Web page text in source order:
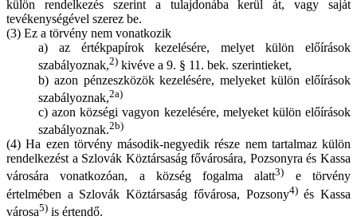
külön rendelkezés szerint a tulajdonába kerül át, vagy saját
tevékenységével szerez be.
(3) Ez a törvény nem vonatkozik
a) az értékpapírok kezelésére, melyet külön előírások
szabályoznak,2) kivéve a 9. § 11. bek. szerintieket,
b) azon pénzeszközök kezelésére, melyeket külön előírások
szabályoznak,2a)
c) azon községi vagyon kezelésére, melyeket külön előírások
szabályoznak.2b)
(4) Ha ezen törvény második-negyedik része nem tartalmaz külön
rendelkezést a Szlovák Köztársaság fővárosára, Pozsonyra és Kassa
városára vonatkozóan, a község fogalma alatt3) e törvény
értelmében a Szlovák Köztársaság fővárosa, Pozsony4)és Kassa
városa5) is értendő.